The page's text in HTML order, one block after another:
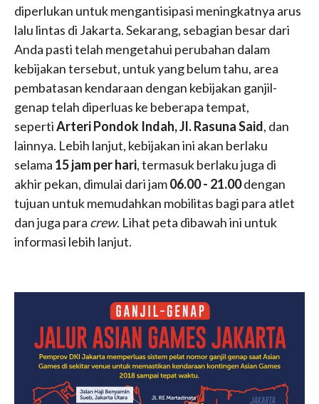
diperlukan untuk mengantisipasi meningkatnya arus
lalu lintas di Jakarta. Sekarang, sebagian besar dari
Anda pasti telah mengetahui perubahan dalam
kebijakan tersebut, untuk yang belum tahu, area
pembatasan kendaraan dengan kebijakan ganjil-
genap telah diperluas ke beberapa tempat,
sepertiArteri Pondok Indah, Jl. Rasuna Said, dan
lainnya. Lebih lanjut, kebijakan ini akan berlaku
selama 15 jam per hari, termasuk berlaku juga di
akhir pekan, dimulai dari jam06.00 - 21.00dengan
tujuan untuk memudahkan mobilitas bagi para atlet
dan juga para crew. Lihat peta dibawah ini untuk
informasi lebih lanjut.